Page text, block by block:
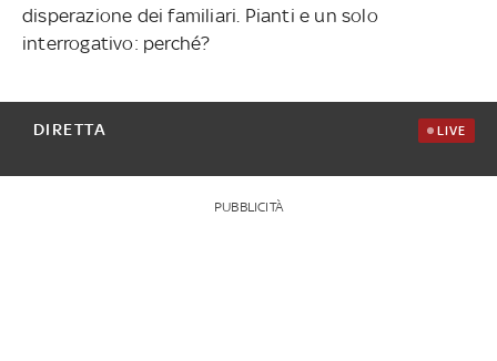
disperazione dei familiari. Pianti e un solo
interrogativo: perché?
DIRETTA LIVE
PUBBLICITÀ